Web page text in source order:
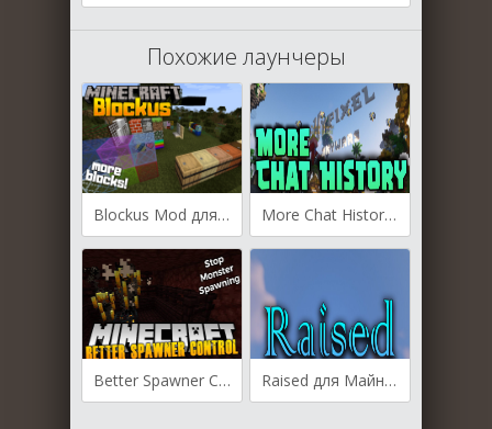
Похожие лаунчеры
Blockus Mod для Майнкрафт [1.20.2, 1.20.1, 1.20] More Chat History для Майнкрафт [1.20.2, 1.20.1, 1.20]
Better Spawner Control для Майнкрафт [1.20.2, 1.20.1, 1.20] Raised для Майнкрафт [1.20.1, 1.20, 1.19.4]